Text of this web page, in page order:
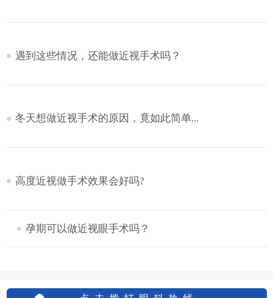
遇到这些情况，还能做近视手术吗？
冬天想做近视手术的原因，竟如此简单...
高度近视做手术效果会好吗?
孕期可以做近视眼手术吗？